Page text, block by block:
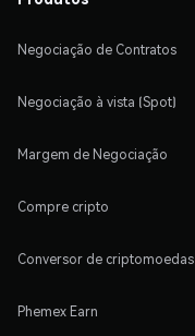
Negociação de Contratos
Negociação à vista (Spot)
Margem de Negociação
Compre cripto
Conversor de criptomoedas
Phemex Earn